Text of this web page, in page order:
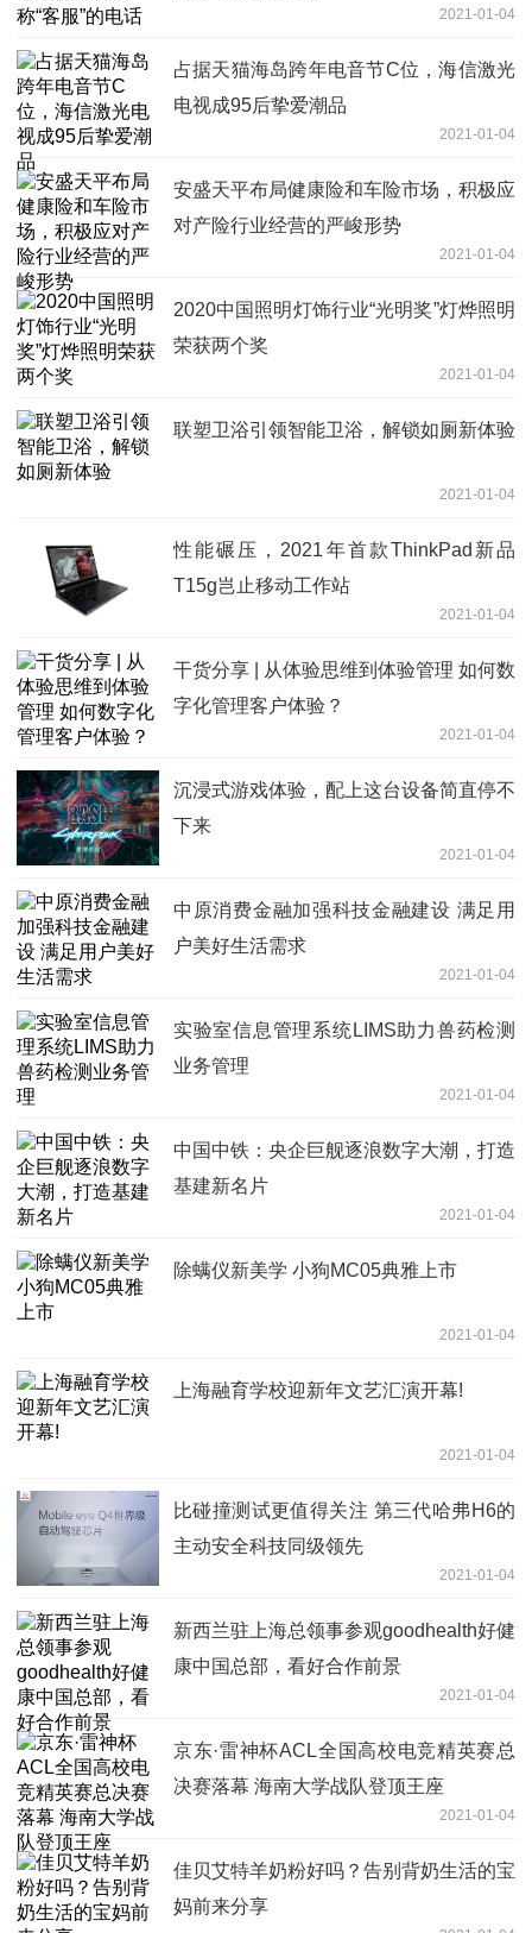
2021-01-04
占据天猫海岛跨年电音节C位，海信激光
电视成95后挚爱潮品
2021-01-04
安盛天平布局健康险和车险市场，积极应
对产险行业经营的严峻形势
2021-01-04
2020中国照明灯饰行业“光明奖”灯烨照明
荣获两个奖
2021-01-04
联塑卫浴引领智能卫浴，解锁如厕新体验
2021-01-04
性能碾压，2021年首款ThinkPad新品
T15g岂止移动工作站
2021-01-04
干货分享 | 从体验思维到体验管理 如何数
字化管理客户体验？
2021-01-04
沉浸式游戏体验，配上这台设备简直停不
下来
2021-01-04
中原消费金融加强科技金融建设 满足用
户美好生活需求
2021-01-04
实验室信息管理系统LIMS助力兽药检测
业务管理
2021-01-04
中国中铁：央企巨舰逐浪数字大潮，打造
基建新名片
2021-01-04
除螨仪新美学 小狗MC05典雅上市
2021-01-04
上海融育学校迎新年文艺汇演开幕!
2021-01-04
比碰撞测试更值得关注 第三代哈弗H6的
主动安全科技同级领先
2021-01-04
新西兰驻上海总领事参观goodhealth好健
康中国总部，看好合作前景
2021-01-04
京东·雷神杯ACL全国高校电竞精英赛总
决赛落幕 海南大学战队登顶王座
2021-01-04
佳贝艾特羊奶粉好吗？告别背奶生活的宝
妈前来分享